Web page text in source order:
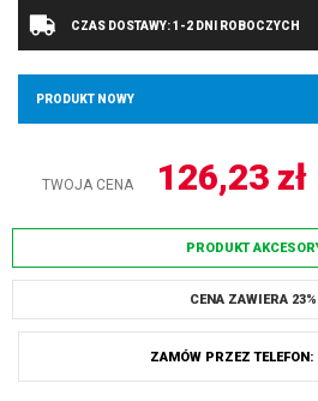
CZAS DOSTAWY: 1-2 DNI ROBOCZYCH
PRODUKT NOWY
TWOJA CENA 126,23 zł
PRODUKT
CENA ZAWIERA 23%
ZAMÓW PRZEZ TELEFON: